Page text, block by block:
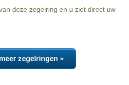
deze zegelring en u ziet direct uw
zegelringen »